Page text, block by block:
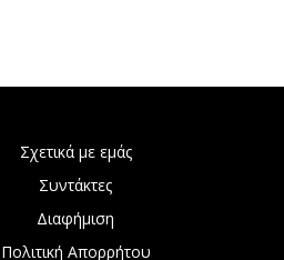
Σχετικά με εμάς
Συντάκτες
Διαφήμιση
Πολιτική Απορρήτου